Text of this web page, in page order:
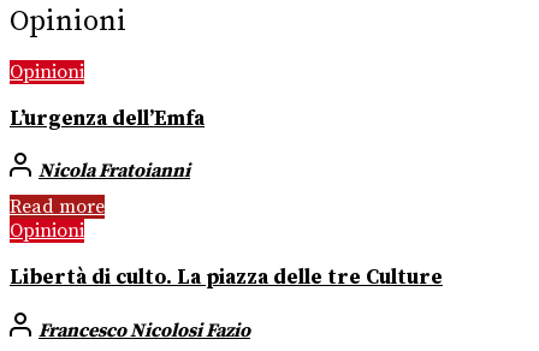
Opinioni
Opinioni
L’urgenza dell’Emfa
Nicola Fratoianni
Read more
Opinioni
Libertà di culto. La piazza delle tre Culture
Francesco Nicolosi Fazio